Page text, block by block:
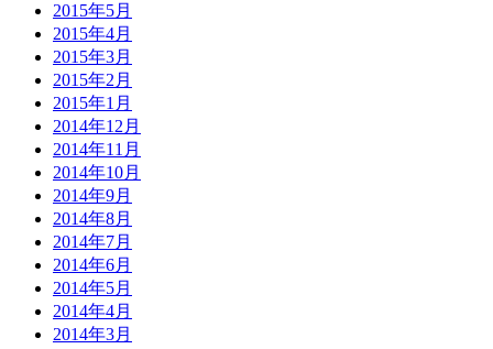
2015年5月
2015年4月
2015年3月
2015年2月
2015年1月
2014年12月
2014年11月
2014年10月
2014年9月
2014年8月
2014年7月
2014年6月
2014年5月
2014年4月
2014年3月